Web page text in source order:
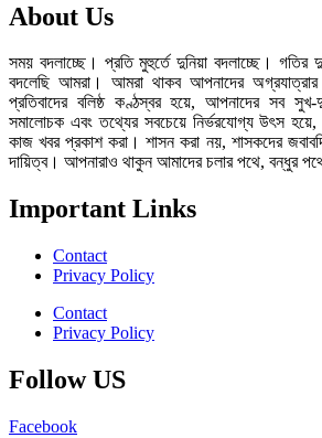
About Us
সময় বদলাচ্ছে। প্রতি মুহুর্তে দুনিয়া বদলাচ্ছে। গতির
বদলেছি আমরা। আমরা থাকব আপনাদের অগ্রযাত্রার
প্রতিবাদের বলিষ্ঠ কণ্ঠস্বর হয়ে, আপনাদের সব
সমালোচক এবং তথ্যের সবচেয়ে নির্ভরযোগ্য উ‍ৎস হয়ে,
কাজ খবর প্রকাশ করা। শাসন করা নয়, শাসকদের
দায়িত্ব। আপনারাও থাকুন আমাদের চলার পথে, বন্ধুর
Important Links
Contact
Privacy Policy
Contact
Privacy Policy
Follow US
Facebook